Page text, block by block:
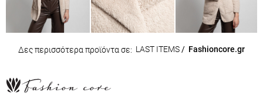
Δες περισσότερα προϊόντα σε: LAST ITEMS / Fashioncore.gr